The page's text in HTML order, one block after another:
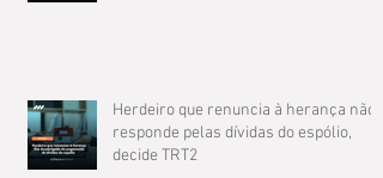
Herdeiro que renuncia à herança não
responde pelas dívidas do espólio,
decide TRT2